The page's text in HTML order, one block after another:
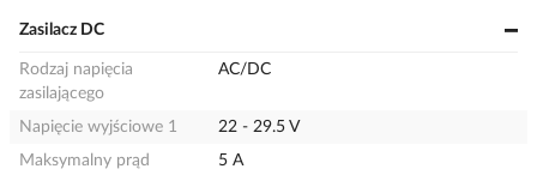
Zasilacz DC
Rodzaj napięcia
zasilającego
AC/DC
Napięcie wyjściowe 1
22 - 29.5 V
Maksymalny prąd
5 A